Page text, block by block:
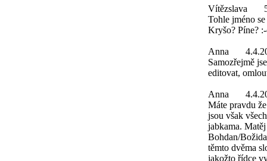
Vítězslava
Tohle jméno
Kryšo? Píne?
Anna
Samozřejmě
editovat,
Anna
Máte pravdu
jsou však
jabkama.
Bohdan/
těmto dvěma
jakožto řídce